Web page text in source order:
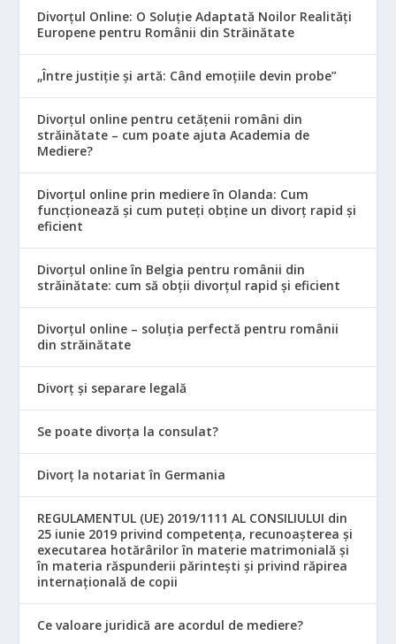
Divorțul Online: O Soluție Adaptată Noilor Realități
Europene pentru Românii din Străinătate
„Între justiție și artă: Când emoțiile devin probe”
Divorțul online pentru cetățenii români din
străinătate – cum poate ajuta Academia de
Mediere?
Divorțul online prin mediere în Olanda: Cum
funcționează și cum puteți obține un divorț rapid și
eficient
Divorțul online în Belgia pentru românii din
străinătate: cum să obții divorțul rapid și eficient
Divorțul online – soluția perfectă pentru românii
din străinătate
Divorț și separare legală
Se poate divorța la consulat?
Divorț la notariat în Germania
REGULAMENTUL (UE) 2019/1111 AL CONSILIULUI din
25 iunie 2019 privind competența, recunoașterea și
executarea hotărârilor în materie matrimonială și
în materia răspunderii părintești și privind răpirea
internațională de copii
Ce valoare juridică are acordul de mediere?